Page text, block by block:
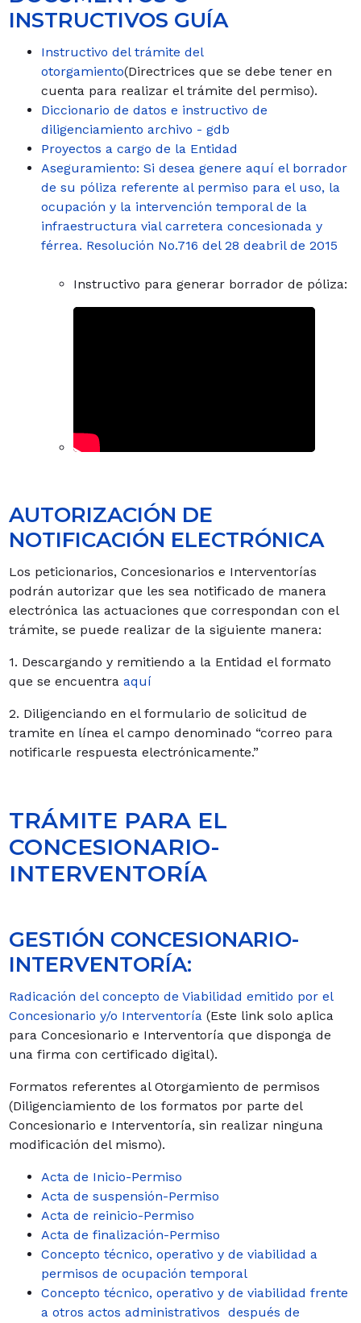
INSTRUCTIVOS GUÍA
Instructivo del trámite del
otorgamiento(Directrices que se debe tener en
cuenta para realizar el trámite del permiso).
Diccionario de datos e instructivo de
diligenciamiento archivo - gdb
Proyectos a cargo de la Entidad
Aseguramiento: Si desea genere aquí el borrador
de su póliza referente al permiso para el uso, la
ocupación y la intervención temporal de la
infraestructura vial carretera concesionada y
férrea. Resolución No.716 del 28 deabril de 2015
Instructivo para generar borrador de póliza:
AUTORIZACIÓN DE
NOTIFICACIÓN ELECTRÓNICA
Los peticionarios, Concesionarios e Interventorías
podrán autorizar que les sea notificado de manera
electrónica las actuaciones que correspondan con el
trámite, se puede realizar de la siguiente manera:
1. Descargando y remitiendo a la Entidad el formato
que se encuentraaquí
2. Diligenciando en el formulario de solicitud de
tramite en línea el campo denominado “correo para
notificarle respuesta electrónicamente.”
TRÁMITE PARA EL
CONCESIONARIO-
INTERVENTORÍA
GESTIÓN CONCESIONARIO-
INTERVENTORÍA:
Radicación del concepto de Viabilidad emitido por el
Concesionario y/o Interventoría (Este link solo aplica
para Concesionario e Interventoría que disponga de
una firma con certificado digital).
Formatos referentes al Otorgamiento de permisos
(Diligenciamiento de los formatos por parte del
Concesionario e Interventoría, sin realizar ninguna
modificación del mismo).
Acta de Inicio-Permiso
Acta de suspensión-Permiso
Acta de reinicio-Permiso
Acta de finalización-Permiso
Concepto técnico, operativo y de viabilidad a
permisos de ocupación temporal
Concepto técnico, operativo y de viabilidad frente
a otros actos administrativos después de